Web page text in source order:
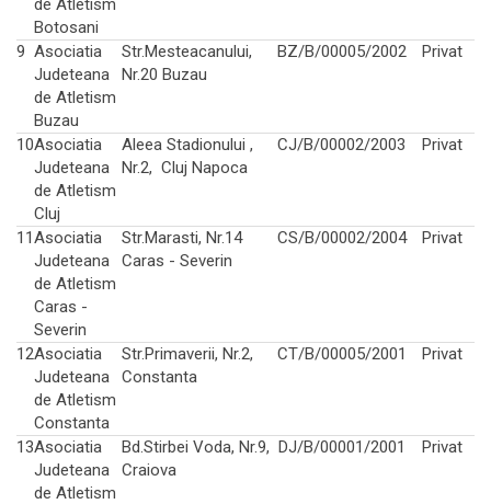
Botosani
9 Asociatia
Judeteana
de Atletism
Buzau
Str.Mesteacanului,
Nr.20 Buzau
BZ/B/00005/2002 Privat
10Asociatia
Judeteana
de Atletism
Cluj
Aleea Stadionului ,
Nr.2, Cluj Napoca
CJ/B/00002/2003 Privat
11Asociatia
Judeteana
de Atletism
Caras -
Severin
Str.Marasti, Nr.14
Caras - Severin
CS/B/00002/2004 Privat
12Asociatia
Judeteana
de Atletism
Constanta
Str.Primaverii, Nr.2,
Constanta
CT/B/00005/2001 Privat
13Asociatia
Judeteana
de Atletism
Bd.Stirbei Voda, Nr.9,
Craiova
DJ/B/00001/2001 Privat